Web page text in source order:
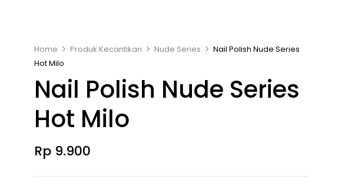
Home Produk Kecantikan Nude Series
Nail Polish Nude Series
Hot Milo
Nail Polish Nude Series
Hot Milo
Rp 9.900